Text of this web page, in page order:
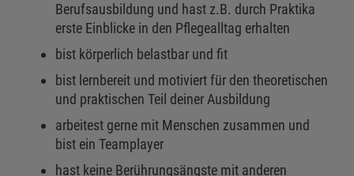
Berufsausbildung und hast z.B. durch Praktika
erste Einblicke in den Pflegealltag erhalten
bist körperlich belastbar und fit
bist lernbereit und motiviert für den theoretischen
und praktischen Teil deiner Ausbildung
arbeitest gerne mit Menschen zusammen und
bist ein Teamplayer
hast keine Berührungsängste mit anderen